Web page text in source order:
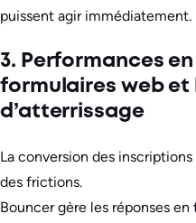
puissent agir immédiatement.
3. Performances
formulaires web et
d’atterrissage
La conversion des
des frictions.
Bouncer gère les réponses en